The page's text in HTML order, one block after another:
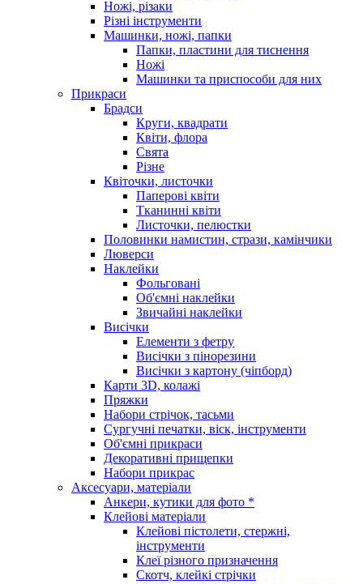
Ножі, різаки
Різні інструменти
Машинки, ножі, папки
Папки, пластини для тиснення
Ножі
Машинки та приспособи для них
Прикраси
Брадси
Круги, квадрати
Квіти, флора
Свята
Різне
Квіточки, листочки
Паперові квіти
Тканинні квіти
Листочки, пелюстки
Половинки намистин, стрази, камінчики
Люверси
Наклейки
Фольговані
Об'ємні наклейки
Звичайні наклейки
Висічки
Елементи з фетру
Висічки з пінорезини
Висічки з картону (чіпборд)
Карти 3D, колажі
Пряжки
Набори стрічок, тасьми
Сургучні печатки, віск, інструменти
Об'ємні прикраси
Декоративні прищепки
Набори прикрас
Аксесуари, матеріали
Анкери, кутики для фото *
Клейові матеріали
Клейові пістолети, стержні,
інструменти
Клеї різного призначення
Скотч, клейкі стрічки